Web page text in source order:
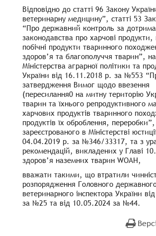
Відповідно до статті 96 Закону
ветеринарну медицину”, статті 53
“Про державний контроль за
законодавства про харчові
побічні продукти тваринного
здоров’я та благополуччя тварин”,
Міністерства аграрної політики та
України від 16.11.2018 р. за №553
затвердження Вимог щодо ввезення
(пересилання0 на митну територію
тварин та їхнього репродуктивного
харчових продуктів тваринного
продуктів їх оброблення, переробки”,
зареєстрованого в Міністерстві
04.04.2019 р. за №346/33317, та з
рекомендацій, викладених у Главі
здоров’я наземних тварин WOAH,
вважати такими, що втратили
розпорядження Головного
ветеринарного інспектора України
за №25 та від 10.05.2024 за №44.